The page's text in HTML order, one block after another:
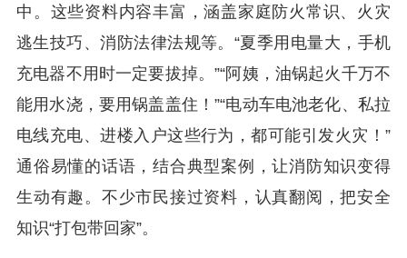
中。这些资料内容丰富，涵盖家庭防火常识、火灾
逃生技巧、消防法律法规等。“夏季用电量大，手机
充电器不用时一定要拔掉。”“阿姨，油锅起火千万不
能用水浇，要用锅盖盖住！”“电动车电池老化、私拉
电线充电、进楼入户这些行为，都可能引发火灾！”
通俗易懂的话语，结合典型案例，让消防知识变得
生动有趣。不少市民接过资料，认真翻阅，把安全
知识“打包带回家”。